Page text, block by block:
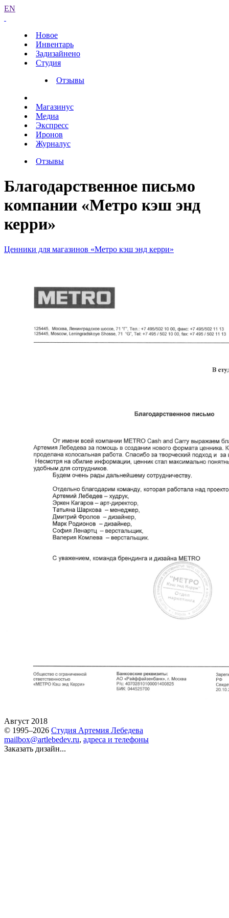
EN
Новое
Инвентарь
Задизайнено
Студия
Отзывы
Магазинус
Медиа
Экспресс
Иронов
Журналус
Отзывы
Благодарственное письмо
компании «Метро кэш энд
керри»
Ценники для магазинов «Метро кэш энд керри»
Август 2018
© 1995–2026 Студия Артемия Лебедева
mailbox@artlebedev.ru, адреса и телефоны
Заказать дизайн...